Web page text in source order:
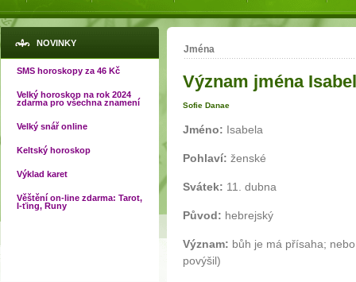
NOVINKY
SMS horoskopy za 46 Kč
Velký horoskop na rok 2024
zdarma pro všechna znamení
Velký snář online
Keltský horoskop
Výklad karet
Věštění on-line zdarma: Tarot,
I-ťing, Runy
Jste zde
Jména
Význam jména
Sofie Danae
Jméno: Isabela
Pohlaví: ženské
Svátek: 11. dubna
Původ: hebrejský
Význam: bůh je má přísaha;
povýšil)